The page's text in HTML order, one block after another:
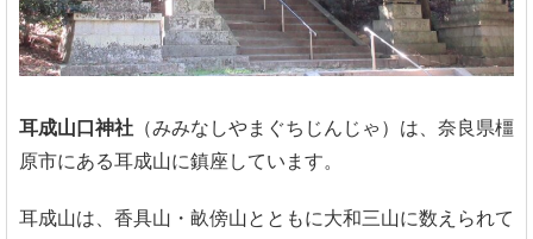
耳成山口神社 （みみなしやまぐちじんじゃ）は、奈良県橿
原市にある耳成山に鎮座しています。
耳成山は、香具山・畝傍山とともに大和三山に数えられて